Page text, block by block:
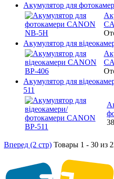
Акумулятор для
Акумулятор для
Акумулятор для
511
Вперед (2 стр) Товары 1 - 30 из